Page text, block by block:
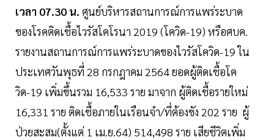
เวลา 07.30 น. ศูนย์บริหารสถานการณ์การแพร่ระบาด
ของโรคติดเชื้อไวรัสโคโรนา 2019 (โควิด-19) หรือศบค.
รายงานสถานการณ์การแพร่ระบาดของไวรัสโควิด-19 ใน
ประเทศวันพุธที่ 28 กรกฎาคม 2564 ยอดผู้ติดเชื้อโค
วิด-19 เพิ่มขึ้นรวม 16,533 ราย มาจาก ผู้ติดเชื้อรายใหม่
16,331 ราย ติดเชื้อภายในเรือนจำ/ที่ต้องขัง 202 ราย ผู้
ป่วยสะสม(ตั้งแต่ 1 เม.ย.64) 514,498 ราย เสียชีวิตเพิ่ม